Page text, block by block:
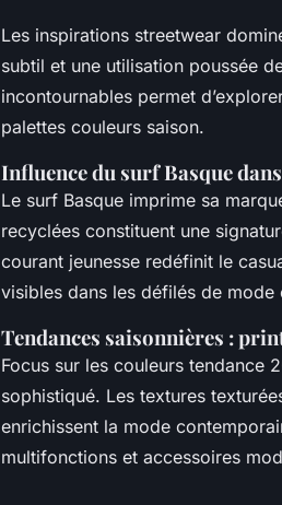
Les inspirations streetwear
subtil et une utilisation poussée
incontournables permet
palettes couleurs saison.
Influence du surf Basque
Le surf Basque imprime sa
recyclées constituent une
courant jeunesse redéfinit le
visibles dans les défilés de
Tendances saisonnières :
Focus sur les couleurs tendance
sophistiqué. Les textures
enrichissent la mode
multifonctions et accessoires